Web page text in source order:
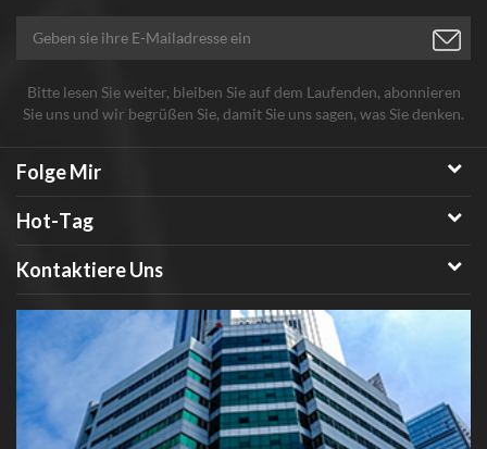
Bitte lesen Sie weiter, bleiben Sie auf dem Laufenden, abonnieren
Sie uns und wir begrüßen Sie, damit Sie uns sagen, was Sie denken.
Folge Mir
Hot-Tag
Kontaktiere Uns